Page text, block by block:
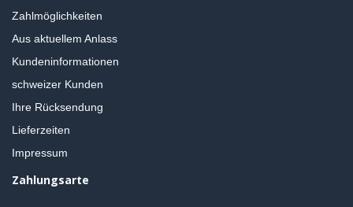
Zahlmöglichkeiten
Aus aktuellem Anlass
Kundeninformationen
schweizer Kunden
Ihre Rücksendung
Lieferzeiten
Impressum
Zahlungsarte